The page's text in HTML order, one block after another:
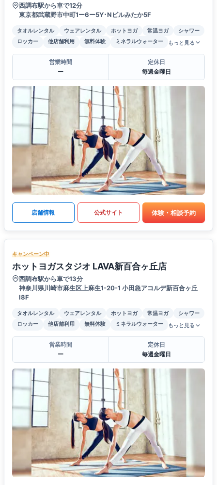
西調布駅から車で12分
東京都武蔵野市中町1ー6ー5Y･Nビルみたか5F
タオルレンタル ウェアレンタル ホットヨガ 常温ヨガ
シャワー
ロッカー
他店舗利用 無料体験 ミネラルウォーター もっと見る
営業時間
ー
定休日
毎週金曜日
店舗情報 公式サイト 体験・相談予約
キャンペーン中
ホットヨガスタジオ LAVA新百合ヶ丘店
西調布駅から車で13分
神奈川県川崎市麻生区上麻生1-20-1 小田急アコルデ新百合ヶ丘
Ⅰ8F
タオルレンタル ウェアレンタル ホットヨガ 常温ヨガ
シャワー
ロッカー
他店舗利用 無料体験 ミネラルウォーター もっと見る
営業時間
ー
定休日
毎週金曜日